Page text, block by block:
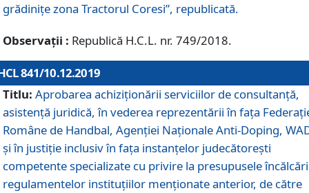
grădinițe zona Tractorul Coresi”, republicată.
Observații : Republică H.C.L. nr. 749/2018.
841/10.12.2019
Titlu: Aprobarea achiziționării serviciilor de consultanță,
asistență juridică, în vederea reprezentării în fața
Române de Handbal, Agenției Naționale Anti-Doping,
și în justiție inclusiv în fața instanțelor judecătorești
competente specializate cu privire la presupusele
regulamentelor instituțiilor menționate anterior, de către